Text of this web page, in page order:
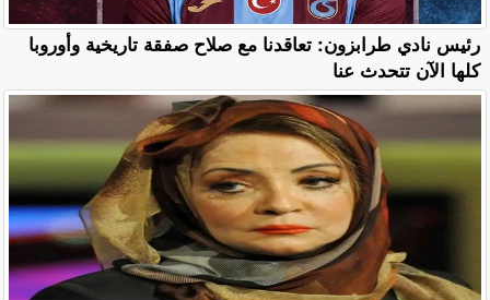
رئيس نادي طرابزون: تعاقدنا مع صلاح صفقة تاريخية وأوروبا
كلها الآن تتحدث عنا